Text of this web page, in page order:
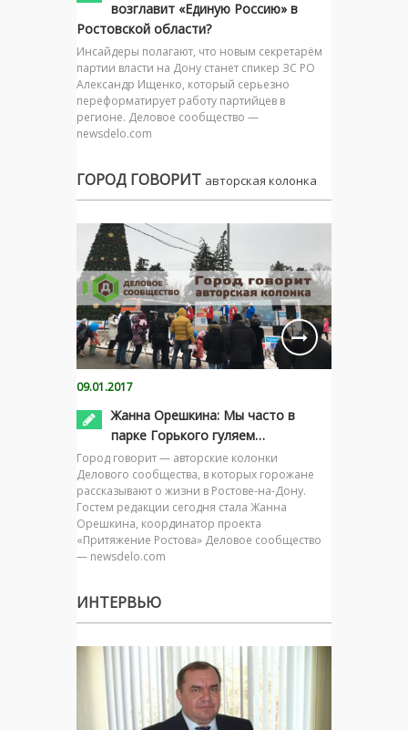
возглавит «Единую Россию» в
Ростовской области?
Инсайдеры полагают, что новым секретарём
партии власти на Дону станет спикер ЗС РО
Александр Ищенко, который серьезно
переформатирует работу партийцев в
регионе. Деловое сообщество —
newsdelo.com
ГОРОД ГОВОРИТ авторская колонка
09.01.2017
Жанна Орешкина: Мы часто в
парке Горького гуляем…
Город говорит — авторские колонки
Делового сообщества, в которых горожане
рассказывают о жизни в Ростове-на-Дону.
Гостем редакции сегодня стала Жанна
Орешкина, координатор проекта
«Притяжение Ростова» Деловое сообщество
— newsdelo.com
ИНТЕРВЬЮ